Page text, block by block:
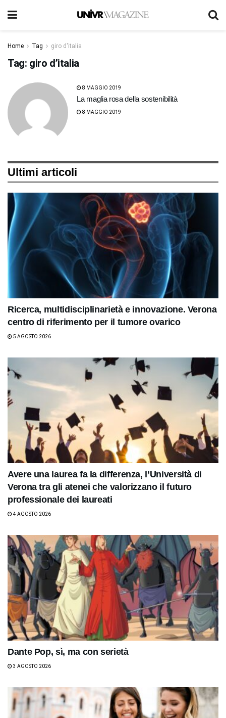
Home Tag giro d'italia
Tag: giro d’italia
8 MAGGIO 2019
La maglia rosa della sostenibilità
8 MAGGIO 2019
Ultimi articoli
Ricerca, multidisciplinarietà e innovazione. Verona
centro di riferimento per il tumore ovarico
5 AGOSTO 2026
Avere una laurea fa la differenza, l’Università di
Verona tra gli atenei che valorizzano il futuro
professionale dei laureati
4 AGOSTO 2026
Dante Pop, sì, ma con serietà
3 AGOSTO 2026